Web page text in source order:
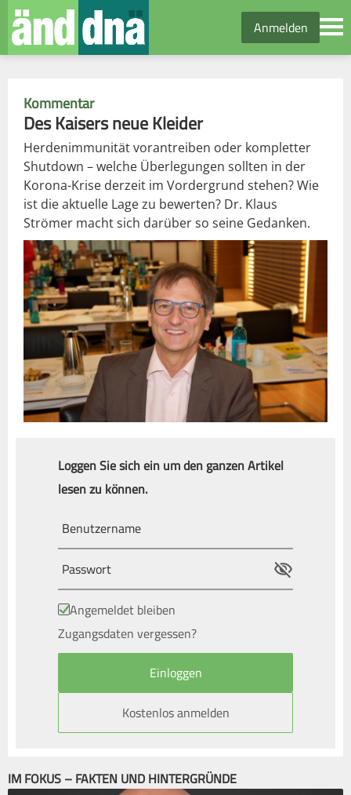
Anmelden
Kommentar
Des Kaisers neue Kleider
Herdenimmunität vorantreiben oder kompletter
Shutdown – welche Überlegungen sollten in der
Korona-Krise derzeit im Vordergrund stehen? Wie
ist die aktuelle Lage zu bewerten? Dr. Klaus
Strömer macht sich darüber so seine Gedanken.
Loggen Sie sich ein um den ganzen Artikel
lesen zu können.
Angemeldet bleiben
Zugangsdaten vergessen?
Kostenlos anmelden
IM FOKUS – FAKTEN UND HINTERGRÜNDE